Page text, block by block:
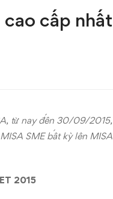
cấp nhất
từ nay đến 30/09/2015,
SME bất kỳ lên MISA
2015